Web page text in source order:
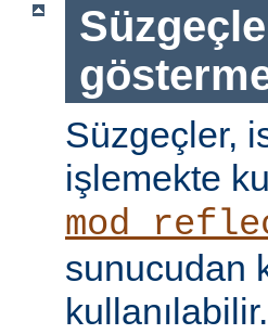
Süzgeçler,
işlemekte
sunucudan
kullanılabilir.